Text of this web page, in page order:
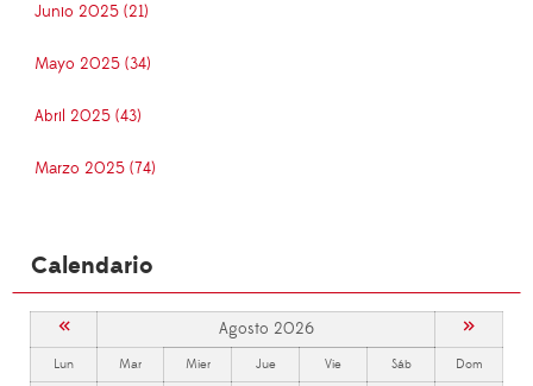
Junio 2025 (21)
Mayo 2025 (34)
Abril 2025 (43)
Marzo 2025 (74)
Calendario
« Agosto 2026 »
Lun Mar Mier Jue Vie Sáb Dom